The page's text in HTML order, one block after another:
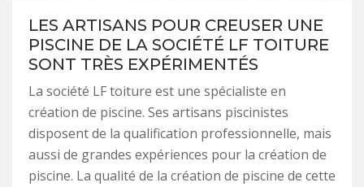
LES ARTISANS POUR CREUSER UNE
PISCINE DE LA SOCIÉTÉ LF TOITURE
SONT TRÈS EXPÉRIMENTÉS
La société LF toiture est une spécialiste en
création de piscine. Ses artisans piscinistes
disposent de la qualification professionnelle, mais
aussi de grandes expériences pour la création de
piscine. La qualité de la création de piscine de cette